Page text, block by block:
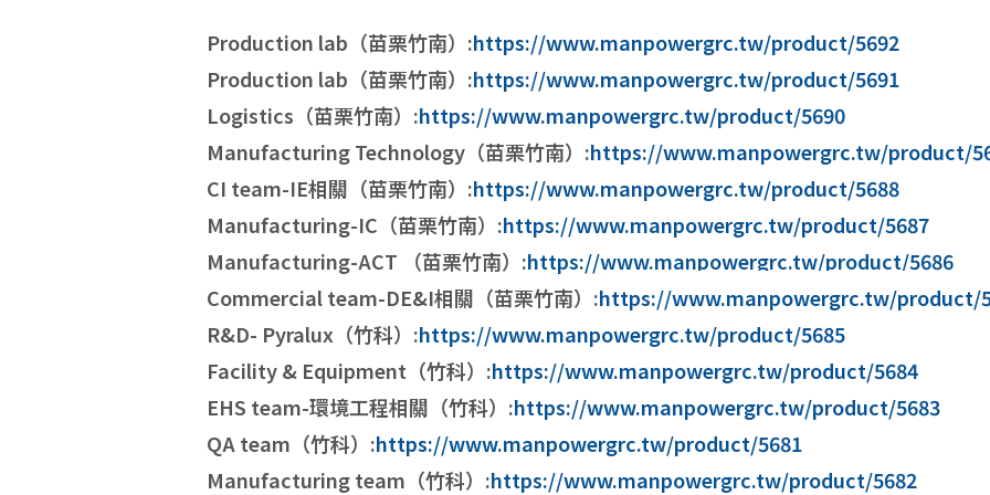
Production lab（苗栗竹南）:https://www.manpowergrc.tw/product/5692
Production lab（苗栗竹南）:https://www.manpowergrc.tw/product/5691
Logistics（苗栗竹南）:https://www.manpowergrc.tw/product/5690
Manufacturing Technology（苗栗竹南）:https://www.manpowergrc.tw/product/
CI team-IE相關（苗栗竹南）:https://www.manpowergrc.tw/product/5688
Manufacturing-IC（苗栗竹南）:https://www.manpowergrc.tw/product/5687
Manufacturing-ACT （苗栗竹南）:https://www.manpowergrc.tw/product/5686
Commercial team-DE&I相關（苗栗竹南）:https://www.manpowergrc.tw/product/
R&D- Pyralux（竹科）:https://www.manpowergrc.tw/product/5685
Facility & Equipment（竹科）:https://www.manpowergrc.tw/product/5684
EHS team-環境工程相關（竹科）:https://www.manpowergrc.tw/product/5683
QA team（竹科）:https://www.manpowergrc.tw/product/5681
Manufacturing team（竹科）:https://www.manpowergrc.tw/product/5682